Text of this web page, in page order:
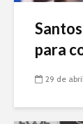
para
29 de